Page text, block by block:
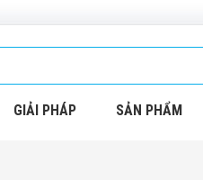
GIẢI PHÁP SẢN PHẨM